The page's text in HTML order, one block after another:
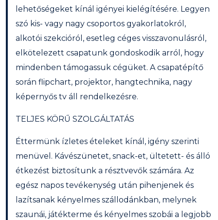
lehetőségeket kínál igényei kielégítésére. Legyen
szó kis- vagy nagy csoportos gyakorlatokról,
alkotói szekcióról, esetleg céges visszavonulásról,
elkötelezett csapatunk gondoskodik arról, hogy
mindenben támogassuk cégüket. A csapatépítő
során flipchart, projektor, hangtechnika, nagy
képernyős tv áll rendelkezésre.
TELJES KÖRŰ SZOLGÁLTATÁS
Éttermünk ízletes ételeket kínál, igény szerinti
menüvel. Kávészünetet, snack-et, ültetett- és álló
étkezést biztosítunk a résztvevők számára. Az
egész napos tevékenység után pihenjenek és
lazítsanak kényelmes szállodánkban, melynek
szaunái, játékterme és kényelmes szobái a legjobb